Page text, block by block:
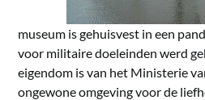
museum is gehuisvest in een
voor militaire doeleinden werd
eigendom is van het Ministerie
ongewone omgeving voor de